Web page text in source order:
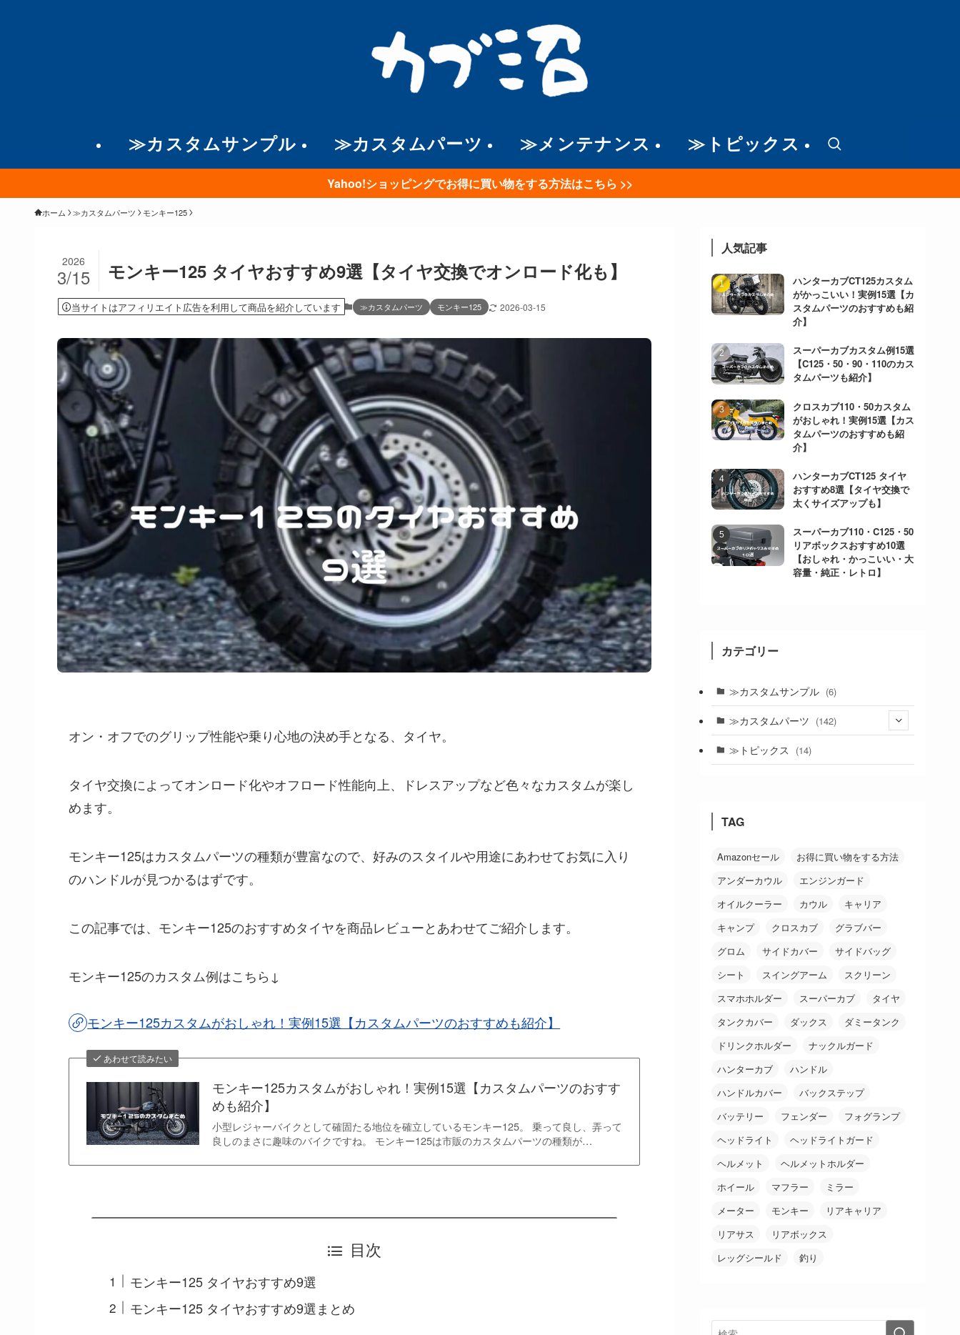
≫カスタムサンプル ≫カスタムパーツ ≫メンテナンス ≫トピックス
Yahoo!ショッピングでお得に買い物をする方法はこちら >>
ホーム ≫カスタムパーツ モンキー125
モンキー125 タイヤおすすめ9選【タイヤ交換でオンロード化も】
2026
3/15
当サイトはアフィリエイト広告を利用して商品を紹介しています ≫カスタムパーツ モンキー125 2026-03-15
オン・オフでのグリップ性能や乗り心地の決め手となる、タイヤ。
タイヤ交換によってオンロード化やオフロード性能向上、ドレスアップなど色々なカスタムが楽し
めます。
モンキー125はカスタムパーツの種類が豊富なので、好みのスタイルや用途にあわせてお気に入り
のハンドルが見つかるはずです。
この記事では、モンキー125のおすすめタイヤを商品レビューとあわせてご紹介します。
モンキー125のカスタム例はこちら↓
モンキー125カスタムがおしゃれ！実例15選【カスタムパーツのおすすめも紹介】
あわせて読みたい
モンキー125カスタムがおしゃれ！実例15選【カスタムパーツのおすす
めも紹介】
小型レジャーバイクとして確固たる地位を確立しているモンキー125。 乗って良し、弄って
良しのまさに趣味のバイクですね。 モンキー125は市販のカスタムパーツの種類が…
目次
モンキー125 タイヤおすすめ9選
モンキー125 タイヤおすすめ9選まとめ
人気記事
ハンターカブCT125カスタム
がかっこいい！実例15選【カ
スタムパーツのおすすめも紹
介】
スーパーカブカスタム例15選
【C125・50・90・110のカス
タムパーツも紹介】
クロスカブ110・50カスタム
がおしゃれ！実例15選【カス
タムパーツのおすすめも紹
介】
ハンターカブCT125 タイヤ
おすすめ8選【タイヤ交換で
太くサイズアップも】
スーパーカブ110・C125・50
リアボックスおすすめ10選
【おしゃれ・かっこいい・大
容量・純正・レトロ】
カテゴリー
≫カスタムサンプル (6)
≫カスタムパーツ (142)
(38)
≫トピックス (14)
TAG
Amazonセール
お得に買い物をする方法
アンダーカウル
エンジンガード
オイルクーラー
カウル
キャリア
キャンプ
クロスカブ
グラブバー
グロム
サイドカバー
サイドバッグ
シート
スイングアーム
スクリーン
スマホホルダー
スーパーカブ
タイヤ
タンクカバー
ダックス
ダミータンク
ドリンクホルダー
ナックルガード
ハンターカブ
ハンドル
ハンドルカバー
バックステップ
バッテリー
フェンダー
フォグランプ
ヘッドライト
ヘッドライトガード
ヘルメット
ヘルメットホルダー
ホイール
マフラー
ミラー
メーター
モンキー
リアキャリア
リアサス
リアボックス
レッグシールド
釣り